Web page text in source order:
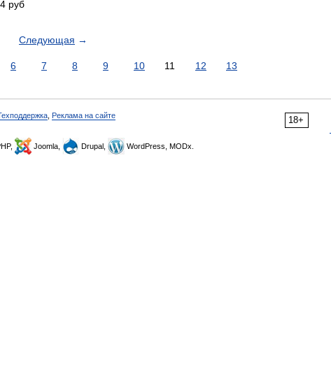
руб
Следующая →
6 7 8 9 10 11 12 13
18+
Реклама на сайте
Joomla, Drupal, WordPress, MODx.